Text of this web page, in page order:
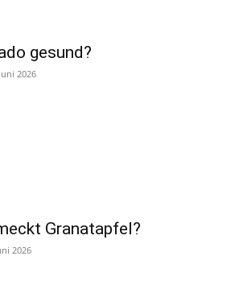
gesund?
2026
Granatapfel?
2026